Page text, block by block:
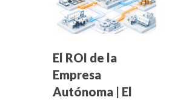
El ROI de la
Empresa
Autónoma | El